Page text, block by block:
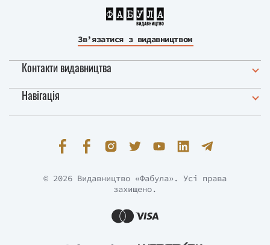
Зв’язатися з видавництвом
Контакти видавництва
Навігація
© 2026 Видавництво «Фабула». Усі права
захищено.